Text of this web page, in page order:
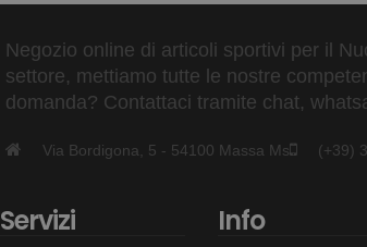
Negozio online di articoli sportivi per il
settore, mettiamo tutte le nostre
domanda? Contattaci tramite chat,
Via Bordigona, 5 - 54100 Massa Ms (+39)
Servizi Info